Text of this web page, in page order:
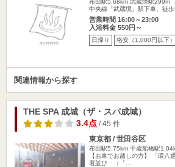
布田駅5.68km 武蔵境駅299m
中央線「武蔵境」駅下車、徒
営業時間 16:00～23:00
入浴料金 550円～
日帰り 格安（1,000円以下）
関連情報から探す
THE SPA 成城（ザ・スパ成城）
3.4点/ 45 件
東京都 / 世田谷区
布田駅5.75km 千歳船橋駅
【お車でお越しの方】 「環八
署並び （「…